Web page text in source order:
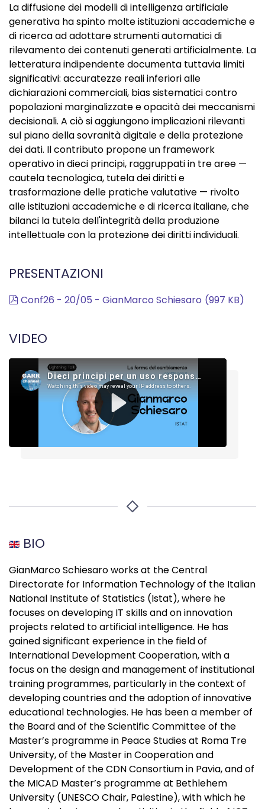
La diffusione dei modelli di intelligenza artificiale
generativa ha spinto molte istituzioni accademiche e
di ricerca ad adottare strumenti automatici di
rilevamento dei contenuti generati artificialmente. La
letteratura indipendente documenta tuttavia limiti
significativi: accuratezze reali inferiori alle
dichiarazioni commerciali, bias sistematici contro
popolazioni marginalizzate e opacità dei meccanismi
decisionali. A ciò si aggiungono implicazioni rilevanti
sul piano della sovranità digitale e della protezione
dei dati. Il contributo propone un framework
operativo in dieci principi, raggruppati in tre aree —
cautela tecnologica, tutela dei diritti e
trasformazione delle pratiche valutative — rivolto
alle istituzioni accademiche e di ricerca italiane, che
bilanci la tutela dell'integrità della produzione
intellettuale con la protezione dei diritti individuali.
PRESENTAZIONI
pdf
Conf26 - 20/05 - GianMarco Schiesaro (997 KB)
VIDEO
BIO
GianMarco Schiesaro works at the Central
Directorate for Information Technology of the Italian
National Institute of Statistics (Istat), where he
focuses on developing IT skills and on innovation
projects related to artificial intelligence. He has
gained significant experience in the field of
International Development Cooperation, with a
focus on the design and management of institutional
training programmes, particularly in the context of
developing countries and the adoption of innovative
educational technologies. He has been a member of
the Board and of the Scientific Committee of the
Master’s programme in Peace Studies at Roma Tre
University, of the Master in Cooperation and
Development of the CDN Consortium in Pavia, and of
the MICAD Master’s programme at Bethlehem
University (UNESCO Chair, Palestine), with which he